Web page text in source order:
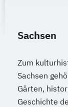
Sachsen
Zum
Sachsen
Gärten,
Geschichte